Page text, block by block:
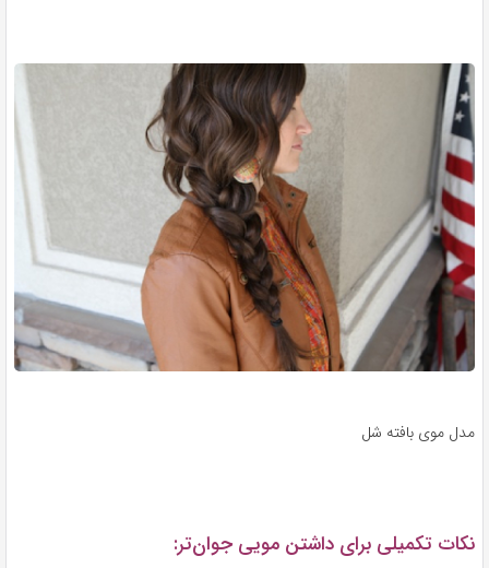
مدل موی بافته شل
نکات تکمیلی برای داشتن مویی جوان‌تر: